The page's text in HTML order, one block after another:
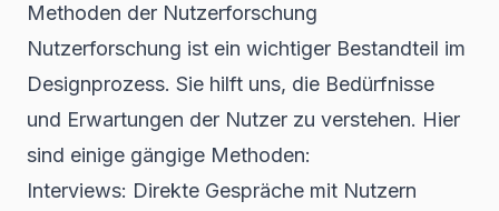
Methoden der Nutzerforschung
Nutzerforschung ist ein wichtiger Bestandteil im
Designprozess. Sie hilft uns, die Bedürfnisse
und Erwartungen der Nutzer zu verstehen. Hier
sind einige gängige Methoden:
Interviews: Direkte Gespräche mit Nutzern